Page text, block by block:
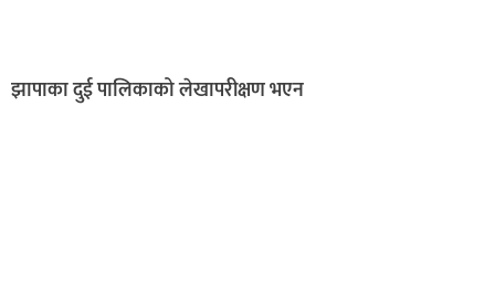
झापाका दुई पालिकाको लेखापरीक्षण भएन